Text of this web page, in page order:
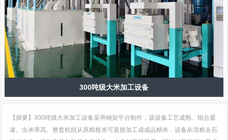
300吨级大米加工设备
【摘要】300吨级大米加工设备采用钢架平台制作，该设备工艺成熟、组合紧
凑、出米率高。整套机组从原粮糙米可直接加工成成品精米，设备从清粮去石